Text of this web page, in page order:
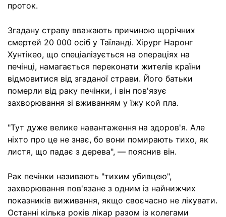
проток.
Згадану страву вважають причиною щорічних
смертей 20 000 осіб у Таїланді. Хірург Наронг
Хунтікео, що спеціалізується на операціях на
печінці, намагається переконати жителів країни
відмовитися від згаданої страви. Його батьки
померли від раку печінки, і він пов'язує
захворювання зі вживанням у їжу кой пла.
"Тут дуже велике навантаження на здоров'я. Але
ніхто про це не знає, бо вони помирають тихо, як
листя, що падає з дерева", — пояснив він.
Рак печінки називають "тихим убивцею",
захворювання пов'язане з одним із найнижчих
показників виживання, якщо своєчасно не лікувати.
Останні кілька років лікар разом із колегами